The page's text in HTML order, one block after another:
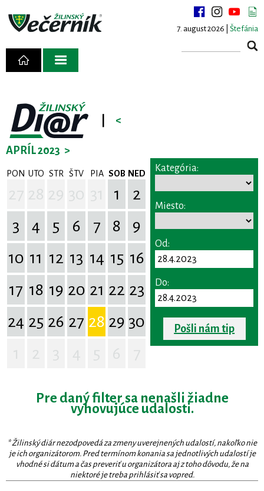
7. august 2026 | Štefánia
<
APRÍL 2023 >
PON UTO STR ŠTV PIA SOB NED
1
2
3
4 5 6 7 8
9
10 11 12 13 14 15 16
17 18 19 20 21 22 23
24 25 26 27 28 29 30
Kategória:
Miesto:
Od:
Do:
Pošli nám tip
Pre daný filter sa nenašli žiadne
vyhovujúce udalosti.
* Žilinský diár nezodpovedá za zmeny uverejnených udalostí, nakoľko nie
je ich organizátorom. Pred termínom konania sa jednotlivých udalostí je
vhodné si dátum a čas preveriť u organizátora aj z toho dôvodu, že na
niektoré je treba prihlásiť sa vopred.